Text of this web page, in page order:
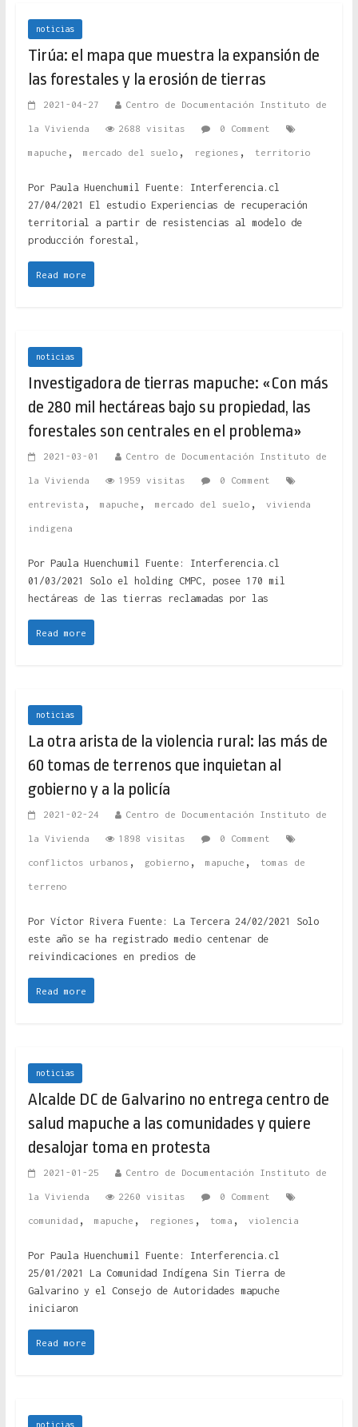
noticias
Tirúa: el mapa que muestra la expansión de
las forestales y la erosión de tierras
2021-04-27 Centro de Documentación Instituto de
la Vivienda 2688 visitas 0 Comment
mapuche , mercado del suelo , regiones , territorio
Por Paula Huenchumil Fuente: Interferencia.cl
27/04/2021 El estudio Experiencias de recuperación
territorial a partir de resistencias al modelo de
producción forestal,
Read more
noticias
Investigadora de tierras mapuche: «Con más
de 280 mil hectáreas bajo su propiedad, las
forestales son centrales en el problema»
2021-03-01 Centro de Documentación Instituto de
la Vivienda 1959 visitas 0 Comment
entrevista , mapuche , mercado del suelo , vivienda
indigena
Por Paula Huenchumil Fuente: Interferencia.cl
01/03/2021 Solo el holding CMPC, posee 170 mil
hectáreas de las tierras reclamadas por las
Read more
noticias
La otra arista de la violencia rural: las más de
60 tomas de terrenos que inquietan al
gobierno y a la policía
2021-02-24 Centro de Documentación Instituto de
la Vivienda 1898 visitas 0 Comment
conflictos urbanos , gobierno , mapuche , tomas de
terreno
Por Víctor Rivera Fuente: La Tercera 24/02/2021 Solo
este año se ha registrado medio centenar de
reivindicaciones en predios de
Read more
noticias
Alcalde DC de Galvarino no entrega centro de
salud mapuche a las comunidades y quiere
desalojar toma en protesta
2021-01-25 Centro de Documentación Instituto de
la Vivienda 2260 visitas 0 Comment
comunidad , mapuche , regiones , toma , violencia
Por Paula Huenchumil Fuente: Interferencia.cl
25/01/2021 La Comunidad Indígena Sin Tierra de
Galvarino y el Consejo de Autoridades mapuche
iniciaron
Read more
noticias